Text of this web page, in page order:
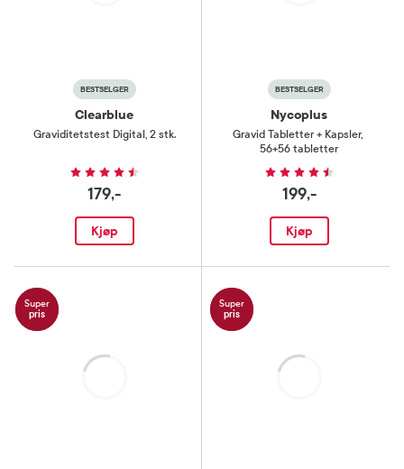
BESTSELGER
Clearblue
Graviditetstest Digital , 2 stk.
179,-
Kjøp
BESTSELGER
Nycoplus
Gravid Tabletter + Kapsler,
56+56 tabletter
199,-
Kjøp
Super
pris
Super
pris